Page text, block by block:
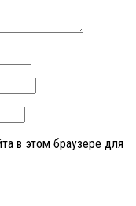
в этом браузере для